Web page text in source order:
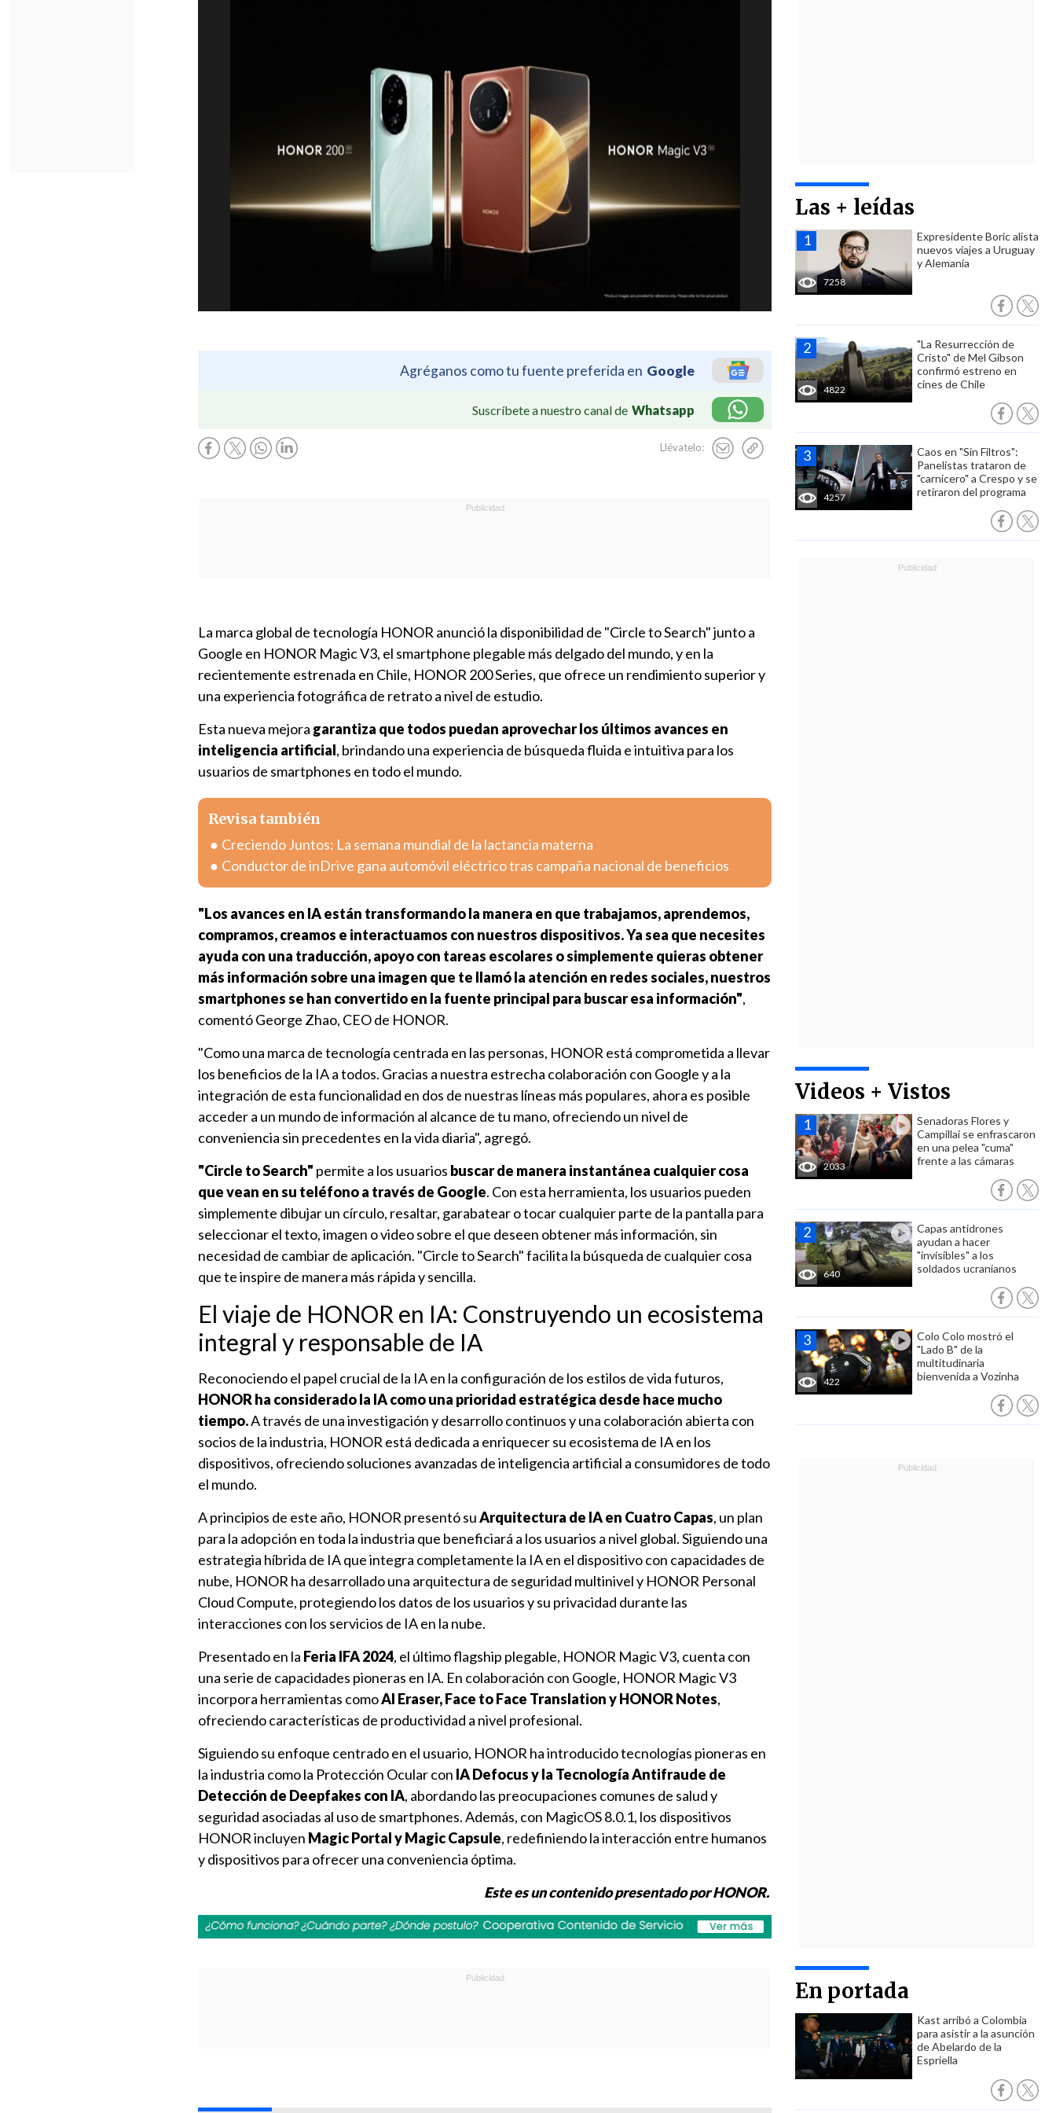
Agréganos como tu fuente preferida en Google
Suscríbete a nuestro canal de Whatsapp
Llévatelo:
Las + leídas
7258
Expresidente Boric alista
nuevos viajes a Uruguay
y Alemania
4822
"La Resurrección de
Cristo" de Mel Gibson
confirmó estreno en
cines de Chile
4257
Caos en "Sin Filtros":
Panelistas trataron de
"carnicero" a Crespo y se
retiraron del programa
Videos + Vistos
2033
Senadoras Flores y
Campillai se enfrascaron
en una pelea "cuma"
frente a las cámaras
640
Capas antidrones
ayudan a hacer
"invisibles" a los
soldados ucranianos
422
Colo Colo mostró el
"Lado B" de la
multitudinaria
bienvenida a Vozinha
En portada
Kast arribó a Colombia
para asistir a la asunción
de Abelardo de la
Espriella
La marca global de tecnología HONOR anunció la disponibilidad de "Circle to Search" junto a
Google en HONOR Magic V3, el smartphone plegable más delgado del mundo, y en la
recientemente estrenada en Chile, HONOR 200 Series, que ofrece un rendimiento superior y
una experiencia fotográfica de retrato a nivel de estudio.
Esta nueva mejora garantiza que todos puedan aprovechar los últimos avances en
inteligencia artificial, brindando una experiencia de búsqueda fluida e intuitiva para los
usuarios de smartphones en todo el mundo.
Revisa también
Creciendo Juntos: La semana mundial de la lactancia materna
Conductor de inDrive gana automóvil eléctrico tras campaña nacional de beneficios
"Los avances en IA están transformando la manera en que trabajamos, aprendemos,
compramos, creamos e interactuamos con nuestros dispositivos. Ya sea que necesites
ayuda con una traducción, apoyo con tareas escolares o simplemente quieras obtener
más información sobre una imagen que te llamó la atención en redes sociales, nuestros
smartphones se han convertido en la fuente principal para buscar esa información",
comentó George Zhao, CEO de HONOR.
"Como una marca de tecnología centrada en las personas, HONOR está comprometida a llevar
los beneficios de la IA a todos. Gracias a nuestra estrecha colaboración con Google y a la
integración de esta funcionalidad en dos de nuestras líneas más populares, ahora es posible
acceder a un mundo de información al alcance de tu mano, ofreciendo un nivel de
conveniencia sin precedentes en la vida diaria", agregó.
"Circle to Search" permite a los usuarios buscar de manera instantánea cualquier cosa
que vean en su teléfono a través de Google. Con esta herramienta, los usuarios pueden
simplemente dibujar un círculo, resaltar, garabatear o tocar cualquier parte de la pantalla para
seleccionar el texto, imagen o video sobre el que deseen obtener más información, sin
necesidad de cambiar de aplicación. "Circle to Search" facilita la búsqueda de cualquier cosa
que te inspire de manera más rápida y sencilla.
El viaje de HONOR en IA: Construyendo un ecosistema
integral y responsable de IA
Reconociendo el papel crucial de la IA en la configuración de los estilos de vida futuros,
HONOR ha considerado la IA como una prioridad estratégica desde hace mucho
tiempo.A través de una investigación y desarrollo continuos y una colaboración abierta con
socios de la industria, HONOR está dedicada a enriquecer su ecosistema de IA en los
dispositivos, ofreciendo soluciones avanzadas de inteligencia artificial a consumidores de todo
el mundo.
A principios de este año, HONOR presentó suArquitectura de IA en Cuatro Capas, un plan
para la adopción en toda la industria que beneficiará a los usuarios a nivel global. Siguiendo una
estrategia híbrida de IA que integra completamente la IA en el dispositivo con capacidades de
nube, HONOR ha desarrollado una arquitectura de seguridad multinivel y HONOR Personal
Cloud Compute, protegiendo los datos de los usuarios y su privacidad durante las
interacciones con los servicios de IA en la nube.
Presentado en la Feria IFA 2024, el último flagship plegable, HONOR Magic V3, cuenta con
una serie de capacidades pioneras en IA. En colaboración con Google, HONOR Magic V3
incorpora herramientas comoAI Eraser, Face to Face Translation y HONOR Notes,
ofreciendo características de productividad a nivel profesional.
Siguiendo su enfoque centrado en el usuario, HONOR ha introducido tecnologías pioneras en
la industria como la Protección Ocular con IA Defocus y la Tecnología Antifraude de
Detección de Deepfakes con IA, abordando las preocupaciones comunes de salud y
seguridad asociadas al uso de smartphones. Además, con MagicOS 8.0.1, los dispositivos
HONOR incluyen Magic Portal y Magic Capsule, redefiniendo la interacción entre humanos
y dispositivos para ofrecer una conveniencia óptima.
Este es un contenido presentado por HONOR.